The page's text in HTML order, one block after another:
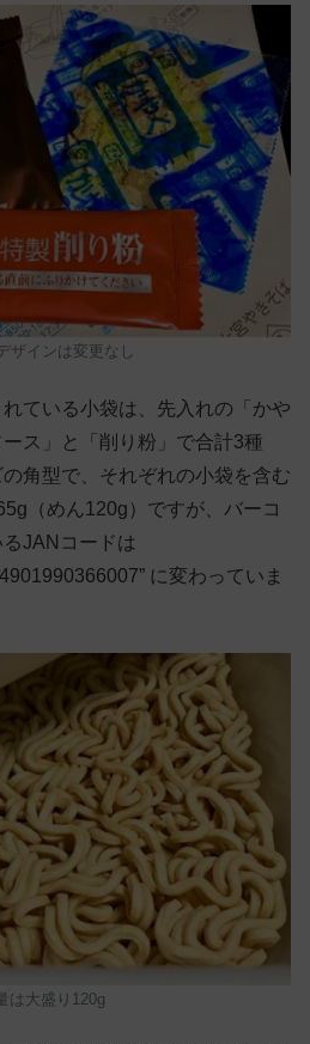
ザインは変更なし
ている小袋は、先入れの「かや
ス」と「削り粉」で合計3種
角型で、それぞれの小袋を含む
（めん120g）ですが、バーコ
JANコードは
に変わっていま
は大盛り120g